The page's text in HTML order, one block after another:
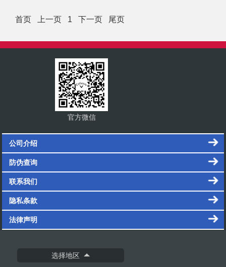
首页 上一页 1 下一页 尾页
官方微信
公司介绍
防伪查询
联系我们
隐私条款
法律声明
选择地区